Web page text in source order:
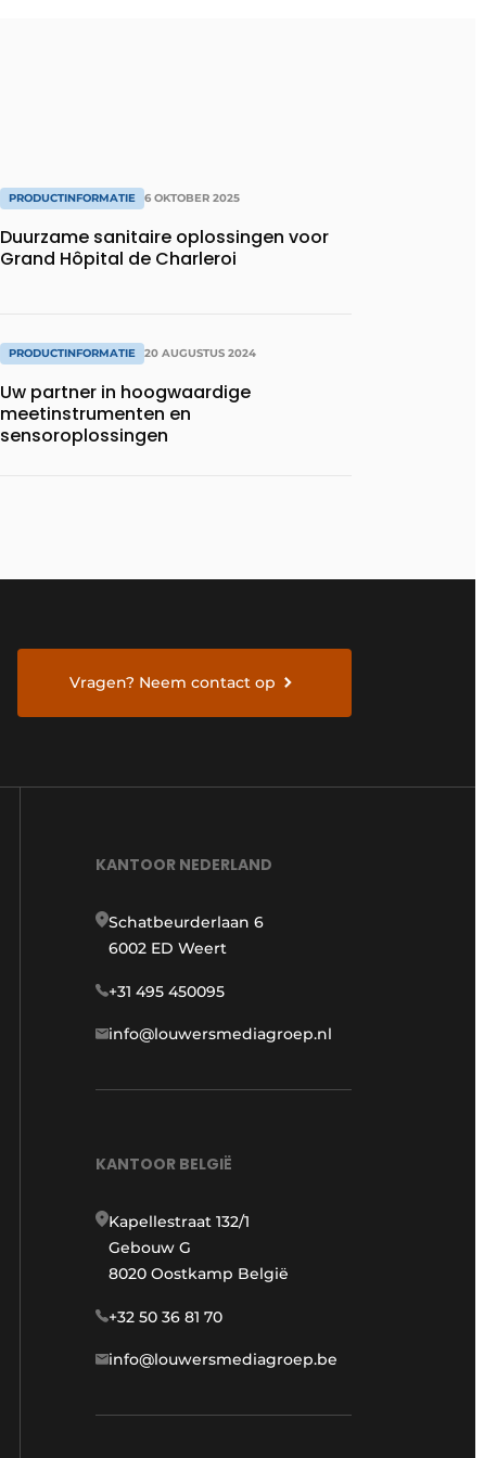
PRODUCTINFORMATIE 6 OKTOBER 2025
Duurzame sanitaire oplossingen voor
Grand Hôpital de Charleroi
PRODUCTINFORMATIE 20 AUGUSTUS 2024
Uw partner in hoogwaardige
meetinstrumenten en
sensoroplossingen
Vragen? Neem contact op
KANTOOR NEDERLAND
Schatbeurderlaan 6
6002 ED Weert
+31 495 450095
info@louwersmediagroep.nl
KANTOOR BELGIË
Kapellestraat 132/1
Gebouw G
8020 Oostkamp België
+32 50 36 81 70
info@louwersmediagroep.be